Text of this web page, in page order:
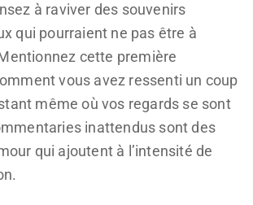
à raviver des souvenirs
qui pourraient ne pas être à
cette première
vous avez ressenti un coup
même où vos regards se sont
inattendus sont des
qui ajoutent à l’intensité de